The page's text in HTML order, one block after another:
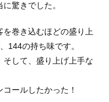
驚きでした。
巻き込むほどの盛り上
144の持ち味です。
して、盛り上げ上手な
ールしたかった！